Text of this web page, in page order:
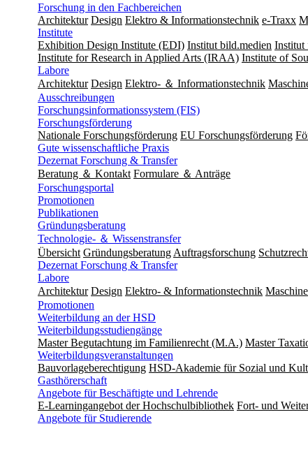
Forschung in den Fachbereichen
Architektur Design Elektro & Informationstechnik e-Traxx
Institute
Exhibition Design Institute (EDI) Institut bild.medien Institut
Institute for Research in Applied Arts (IRAA) Institute of
Labore
Architektur Design Elektro- ＆ Informationstechnik
Ausschreibungen
Forschungsinformationssystem (FIS)
Forschungsförderung
Nationale Forschungsförderung EU Forschungsförderung
Gute wissenschaftliche Praxis
Dezernat Forschung & Transfer
Beratung ＆ Kontakt Formulare ＆ Anträge
Forschungsportal
Promotionen
Publikationen
Gründungsberatung
Technologie- ＆ Wissenstransfer
Übersicht Gründungsberatung Auftragsforschung
Dezernat Forschung & Transfer
Labore
Architektur Design Elektro- & Informationstechnik
Promotionen
Weiterbildung an der HSD
Weiterbildungsstudiengänge
Master Begutachtung im Familienrecht (M.A.) Master
Weiterbildungsveranstaltungen
Bauvorlageberechtigung HSD-Akademie für Sozial und
Gasthörerschaft
Angebote für Beschäftigte und Lehrende
E-Learningangebot der Hochschulbibliothek Fort- und
Angebote für Studierende